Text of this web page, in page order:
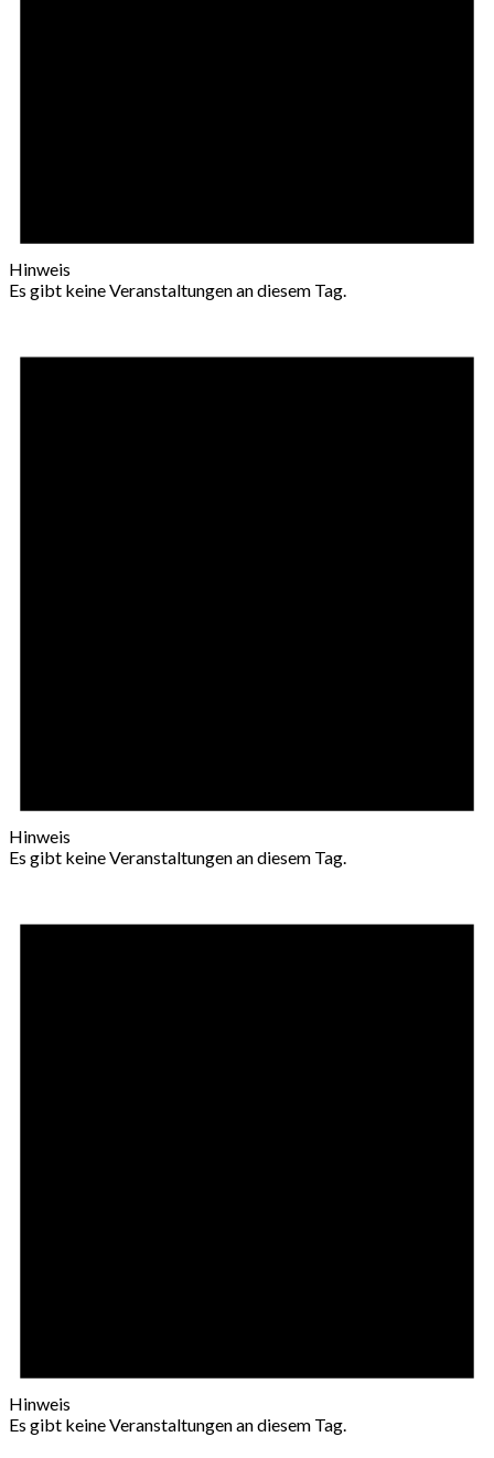
Hinweis
Es gibt keine Veranstaltungen an diesem Tag.
Hinweis
Es gibt keine Veranstaltungen an diesem Tag.
Hinweis
Es gibt keine Veranstaltungen an diesem Tag.